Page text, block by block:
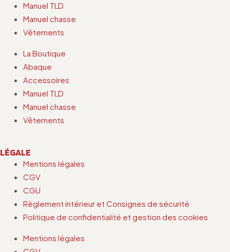
Manuel TLD
Manuel chasse
Vêtements
La Boutique
Abaque
Accessoires
Manuel TLD
Manuel chasse
Vêtements
LÉGALE
Mentions légales
CGV
CGU
Règlement intérieur et Consignes de sécurité
Politique de confidentialité et gestion des cookies
Mentions légales